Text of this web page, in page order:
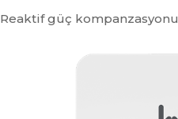
Reaktif güç kompanzasyonu